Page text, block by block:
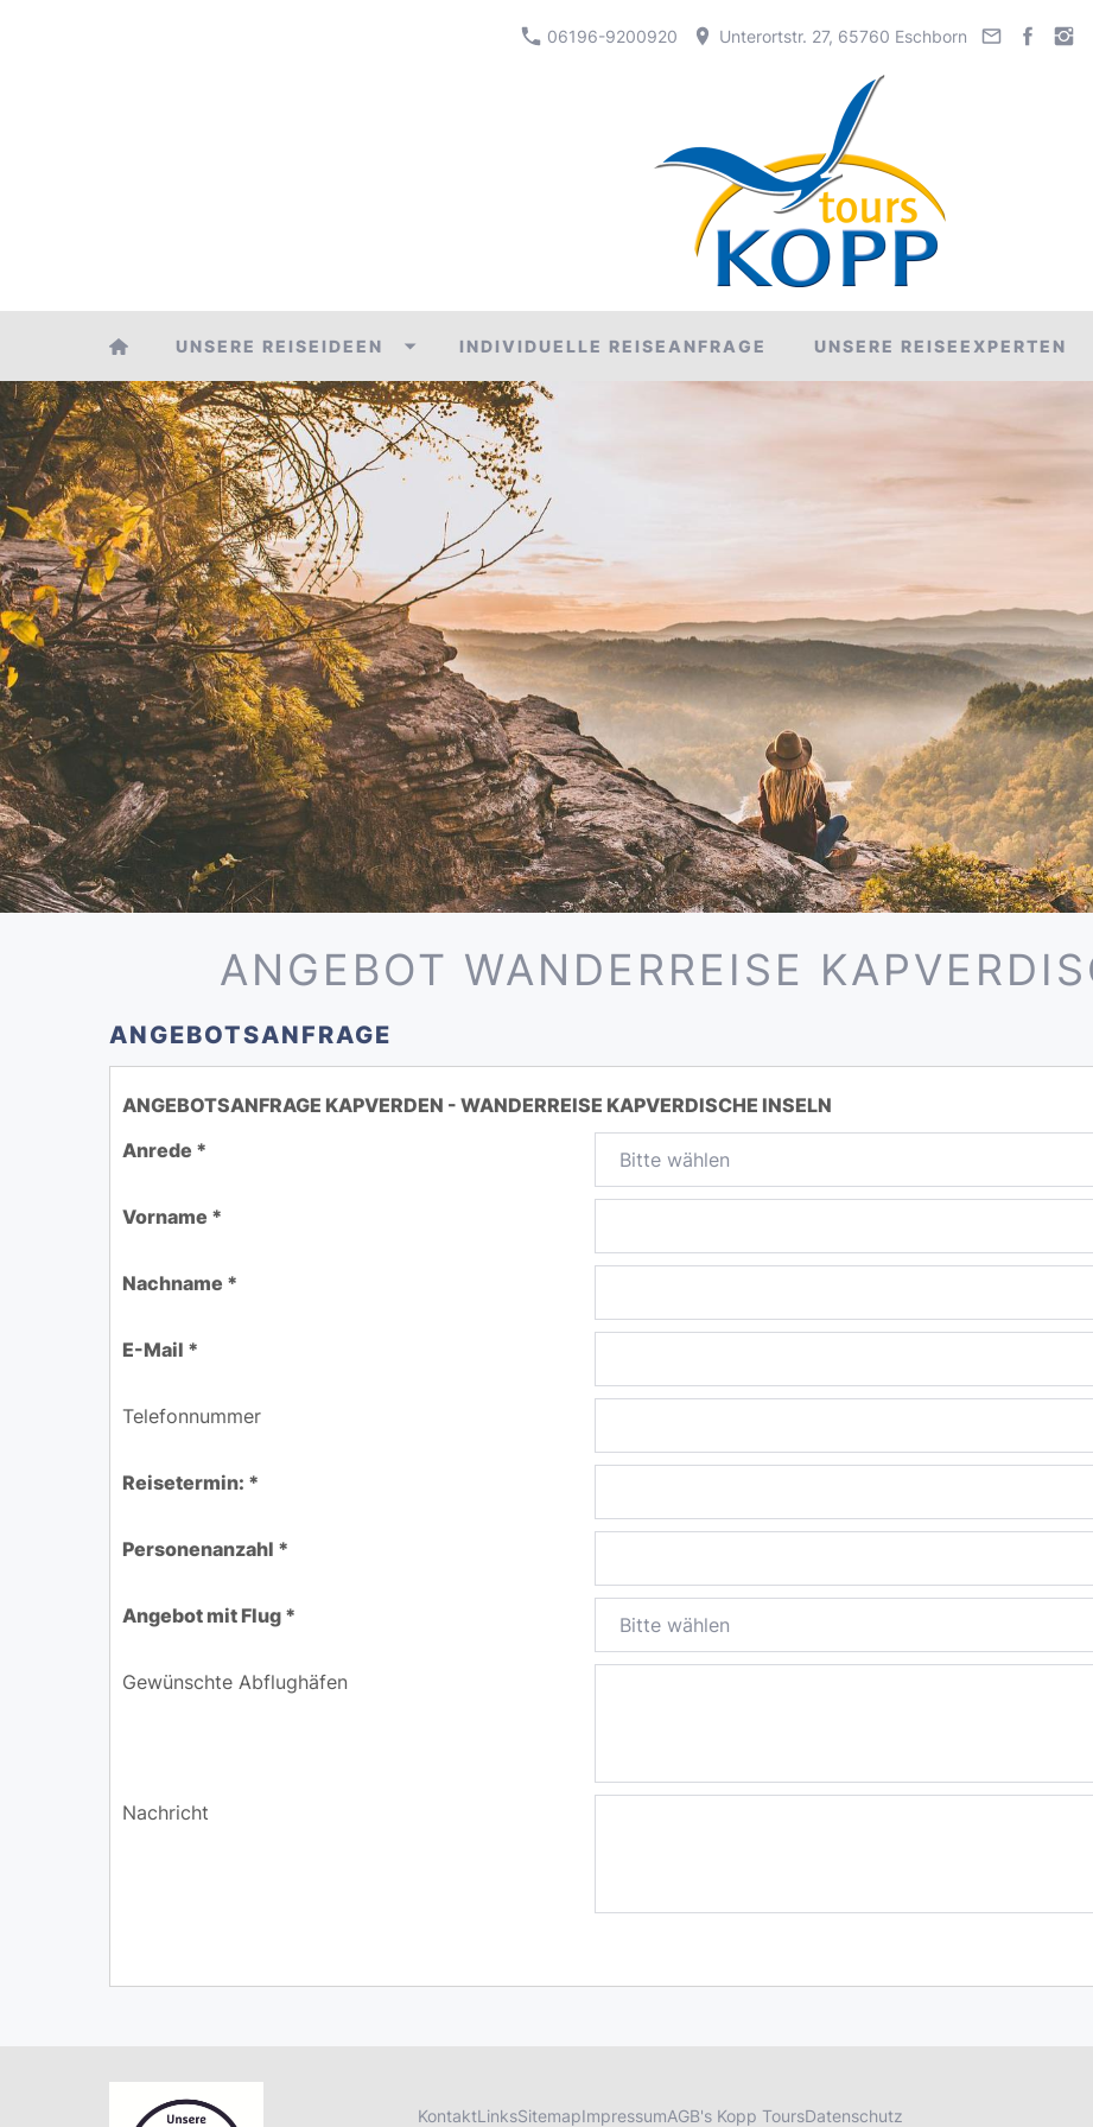
06196-9200920 Unterortstr. 27, 65760 Eschborn
UNSERE REISEIDEEN INDIVIDUELLE REISEANFRAGE UNSERE REISEEXPERTEN
ANGEBOT WANDERREISE
ANGEBOTSANFRAGE
ANGEBOTSANFRAGE KAPVERDEN - WANDERREISE KAPVERDISCHE INSELN
Anrede *
Vorname *
Nachname *
E-Mail *
Telefonnummer
Reisetermin: *
Personenanzahl *
Angebot mit Flug *
Gewünschte Abflughäfen
Nachricht
KontaktLinksSitemapImpressumAGB's Kopp ToursDatenschutz